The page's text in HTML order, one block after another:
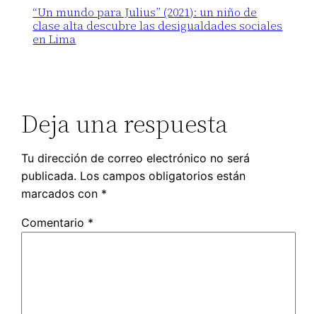
“Un mundo para Julius” (2021): un niño de
clase alta descubre las desigualdades sociales
en Lima
Deja una respuesta
Tu dirección de correo electrónico no será
publicada. Los campos obligatorios están
marcados con *
Comentario *